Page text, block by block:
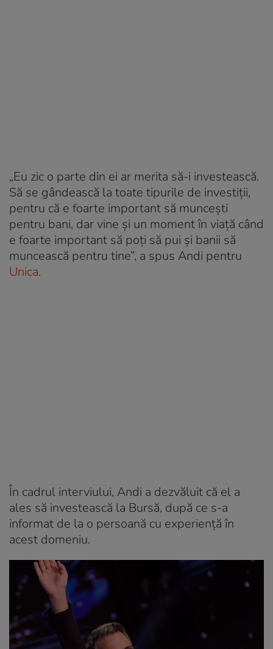
„Eu zic o parte din ei ar merita să-i investească.
Să se gândească la toate tipurile de investiții,
pentru că e foarte important să muncești
pentru bani, dar vine și un moment în viață când
e foarte important să poți să pui și banii să
muncească pentru tine”, a spus Andi pentru
Unica.
În cadrul interviului, Andi a dezvăluit că el a
ales să investească la Bursă, după ce s-a
informat de la o persoană cu experiență în
acest domeniu.